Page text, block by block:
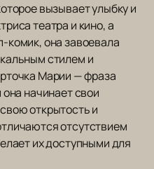
вызывает улыбку и
театра и кино, а
комик, она завоевала
стилем и
Марии — фраза
начинает свои
открытость и
отсутствием
их доступными для